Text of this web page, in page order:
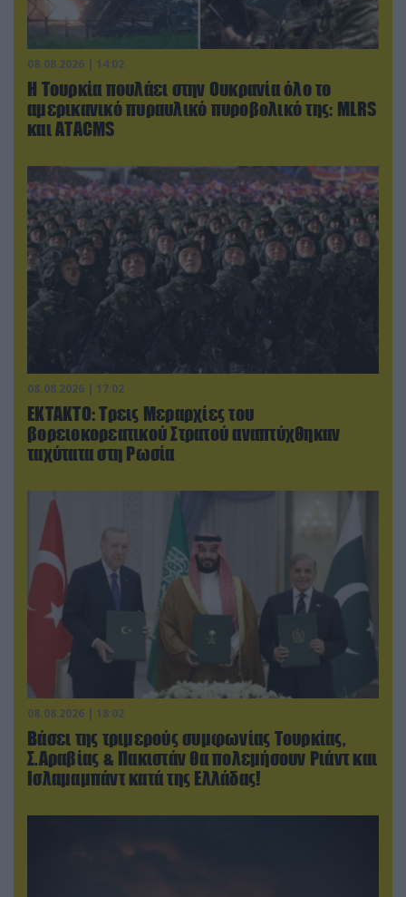
08.08.2026 | 14:02
Η Τουρκία πουλάει στην Ουκρανία όλο το
αμερικανικό πυραυλικό πυροβολικό της: MLRS
και ΑΤΑCMS
08.08.2026 | 17:02
ΕΚΤΑΚΤΟ: Τρεις Μεραρχίες του
βορειοκορεατικού Στρατού αναπτύχθηκαν
ταχύτατα στη Ρωσία
08.08.2026 | 18:02
Βάσει της τριμερούς συμφωνίας Τουρκίας,
Σ.Αραβίας & Πακιστάν θα πολεμήσουν Ριάντ και
Ισλαμαμπάντ κατά της Ελλάδας!